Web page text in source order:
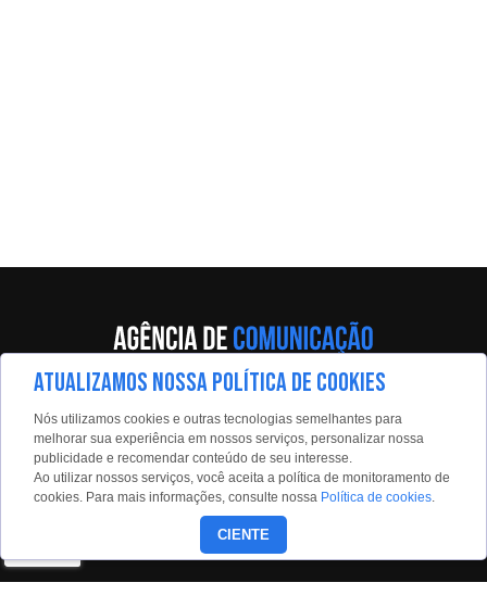
Av. Eng. Caetano Álvares, 55 - 5º andar
Limão, São Paulo, 02598-900
Contato:
estadaoconteudo@estadao.com
(11)99350-0439
ATUALIZAMOS NOSSA POLÍTICA DE COOKIES
Nós utilizamos cookies e outras tecnologias semelhantes para
melhorar sua experiência em nossos serviços, personalizar nossa
publicidade e recomendar conteúdo de seu interesse.
Ao utilizar nossos serviços, você aceita a política de monitoramento de
cookies. Para mais informações, consulte nossa Política de cookies.
CIENTE